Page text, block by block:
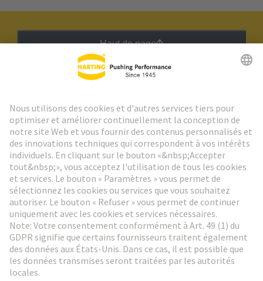
Haut de page
Aller à l'inscription
Social Media